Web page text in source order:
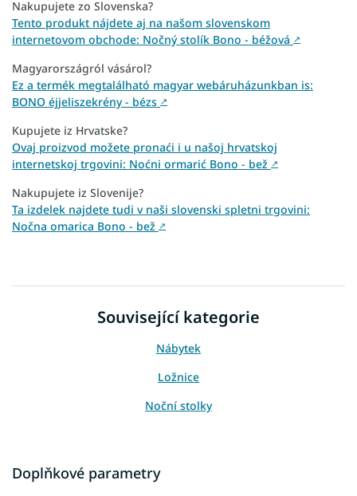
Nakupujete zo Slovenska?
Tento produkt nájdete aj na našom slovenskom
internetovom obchode: Nočný stolík Bono - béžová ↗
Magyarországról vásárol?
Ez a termék megtalálható magyar webáruházunkban is:
BONO éjjeliszekrény - bézs ↗
Kupujete iz Hrvatske?
Ovaj proizvod možete pronaći i u našoj hrvatskoj
internetskoj trgovini: Noćni ormarić Bono - bež ↗
Nakupujete iz Slovenije?
Ta izdelek najdete tudi v naši slovenski spletni trgovini:
Nočna omarica Bono - bež ↗
Související kategorie
Nábytek
Ložnice
Noční stolky
Doplňkové parametry